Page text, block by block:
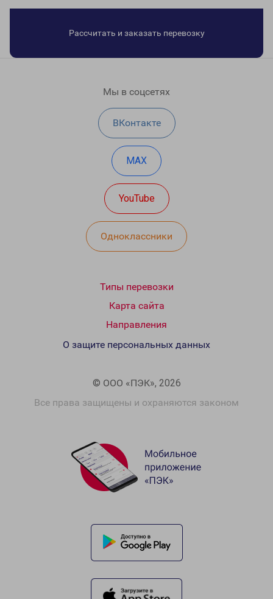
Рассчитать и заказать перевозку
Мы в соцсетях
ВКонтакте
MAX
YouTube
Одноклассники
Типы перевозки
Карта сайта
Направления
© ООО «ПЭК», 2026
Все права защищены и охраняются законом
О защите персональных данных